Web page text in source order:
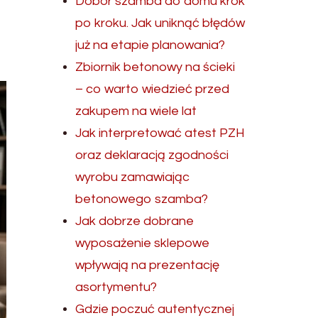
po kroku. Jak uniknąć błędów
już na etapie planowania?
Zbiornik betonowy na ścieki
– co warto wiedzieć przed
zakupem na wiele lat
Jak interpretować atest PZH
oraz deklaracją zgodności
wyrobu zamawiając
betonowego szamba?
Jak dobrze dobrane
wyposażenie sklepowe
wpływają na prezentację
asortymentu?
Gdzie poczuć autentycznej